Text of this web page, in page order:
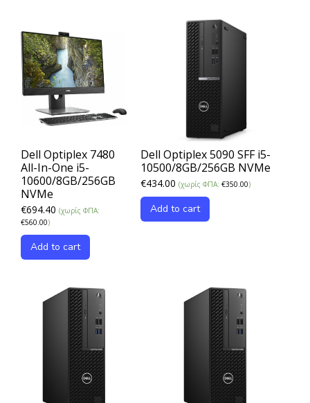
Dell Optiplex 7480
All-In-One i5-
10600/8GB/256GB
NVMe
€694.40 (χωρίς ΦΠΑ:
€560.00)
Add to cart
Dell Optiplex 5090 SFF i5-
10500/8GB/256GB NVMe
€434.00 (χωρίς ΦΠΑ: €350.00)
Add to cart